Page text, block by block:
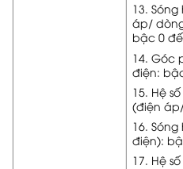
13.
áp/
bậc 0
14. Góc
điện:
15. Hệ
(điện
16.
điện):
17. Hệ